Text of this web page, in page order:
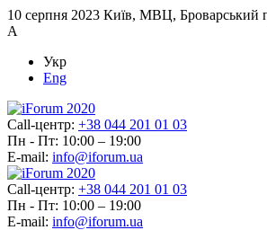
10 серпня 2023 Київ, МВЦ, Броварський
А
Укр
Eng
Call-центр: +38 044 201 01 03
Пн - Пт: 10:00 – 19:00
E-mail: info@iforum.ua
Call-центр: +38 044 201 01 03
Пн - Пт: 10:00 – 19:00
E-mail: info@iforum.ua